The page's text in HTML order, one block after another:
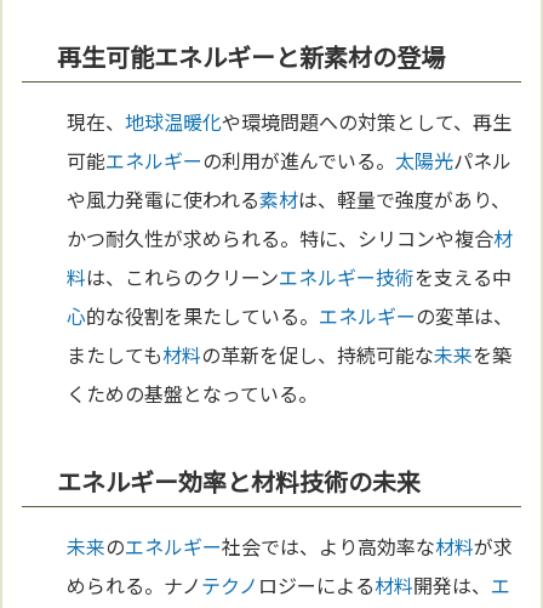
再生可能エネルギーと新素材の登場
現在、地球温暖化や環境問題への対策として、再生
可能エネルギーの利用が進んでいる。 太陽光パネル
や風力発電に使われる素材は、軽量で強度があり、
かつ耐久性が求められる。特に、シリコンや複合材
料は、これらのクリーンエネルギー技術を支える中
心的な役割を果たしている。 エネルギーの変革は、
またしても材料の革新を促し、持続可能な未来を築
くための基盤となっている。
エネルギー効率と材料技術の未来
未来のエネルギー社会では、より高効率な材料が求
められる。ナノテクノ ロジーによる材料開発は、 エ